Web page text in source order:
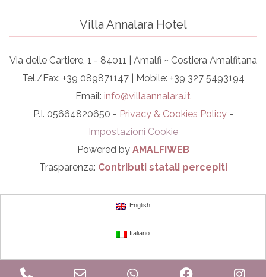
Villa Annalara Hotel
Via delle Cartiere, 1 - 84011 | Amalfi ~ Costiera Amalfitana
Tel./Fax: +39 089871147 | Mobile: +39 327 5493194
Email: info@villaannalara.it
P.I. 05664820650 - Privacy & Cookies Policy-
Impostazioni Cookie
Powered by AMALFIWEB
Trasparenza: Contributi statali percepiti
WhatsApp Facebook
English
Italiano